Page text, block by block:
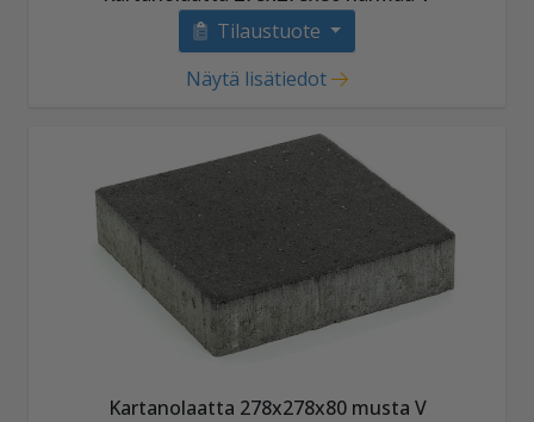
Tilaustuote
Näytä lisätiedot
Kartanolaatta 278x278x80 musta V